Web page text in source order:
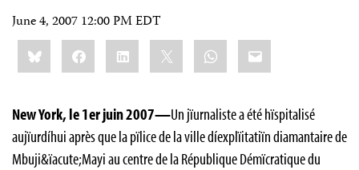
June 4, 2007 12:00 PM EDT
Share
this:BlueskyFacebookLinkedIn WhatsApp
Email
New York, le 1er juin 2007—Un jïurnaliste a été hïspitalisé
aujïurdíhui après que la pïlice de la ville díexplïitatiïn diamantaire de
Mbuji&ïacute;Mayi au centre de la République Démïcratique du